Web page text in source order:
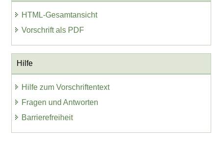
HTML-Gesamtansicht
Vorschrift als PDF
Hilfe
Hilfe zum Vorschriftentext
Fragen und Antworten
Barrierefreiheit